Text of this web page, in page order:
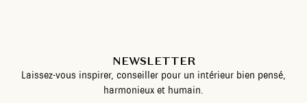
NEWSLETTER
Laissez-vous inspirer, conseiller pour un intérieur bien pensé,
harmonieux et humain.